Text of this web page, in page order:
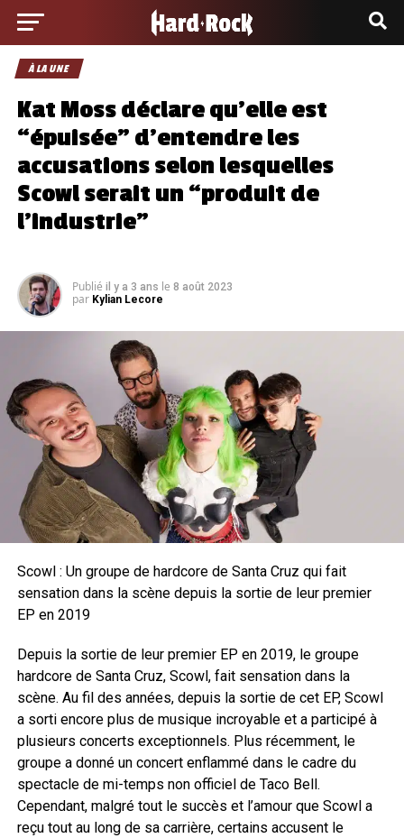
À LA UNE
Kat Moss déclare qu’elle est
“épuisée” d’entendre les
accusations selon lesquelles
Scowl serait un “produit de
l’industrie”
Publié il y a 3 ans le 8 août 2023
par Kylian Lecore
Scowl : Un groupe de hardcore de Santa Cruz qui fait
sensation dans la scène depuis la sortie de leur premier
EP en 2019
Depuis la sortie de leur premier EP en 2019, le groupe
hardcore de Santa Cruz, Scowl, fait sensation dans la
scène. Au fil des années, depuis la sortie de cet EP, Scowl
a sorti encore plus de musique incroyable et a participé à
plusieurs concerts exceptionnels. Plus récemment, le
groupe a donné un concert enflammé dans le cadre du
spectacle de mi-temps non officiel de Taco Bell.
Cependant, malgré tout le succès et l’amour que Scowl a
reçu tout au long de sa carrière, certains accusent le